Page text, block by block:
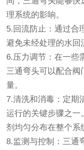
理系统的影响。
5.回流防止：通过合
避免未经处理的水回
6.压力调节：在一些
三通弯头可以配合
量。
7.清洗和消毒：定期
运行的关键步骤之一
剂均匀分布在整个系
8.监测与控制：三通